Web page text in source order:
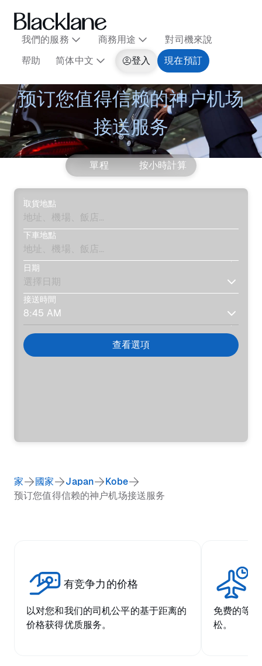
我們的服務 商務用途
對司機來說
帮助
简体中文 登入 現在預訂
预订您值得信赖的神户机场
接送服务
單程 按小時計算
取貨地點
下車地點
日期
接送時間
查看選項
家 國家 Japan
Kobe
预订您值得信赖的神户机场接送服务
有竞争力的价格
以对您和我们的司机公平的基于距离的
价格获得优质服务。
免费的等
松。